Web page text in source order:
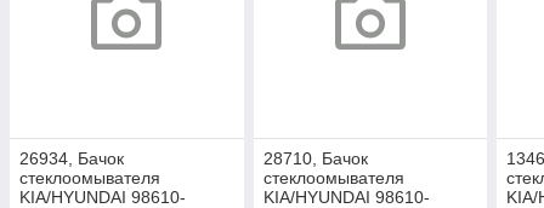
26934, Бачок
стеклоомывателя
KIA/HYUNDAI 98610-
28710, Бачок
стеклоомывателя
KIA/HYUNDAI 98610-
KIA/